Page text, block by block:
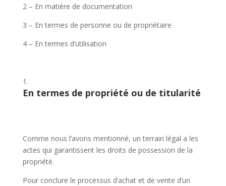
2 – En matière de documentation
3 – En termes de personne ou de propriétaire
4 – En termes d’utilisation
En termes de propriété ou de titularité
Comme nous l’avons mentionné, un terrain légal a les
actes qui garantissent les droits de possession de la
propriété.
Pour conclure le processus d’achat et de vente d’un